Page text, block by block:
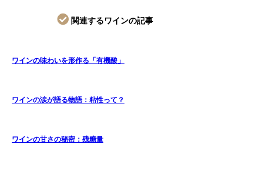
関連するワインの記事
ワインの味わいを形作る「有機酸」
ワインの涙が語る物語：粘性って？
ワインの甘さの秘密：残糖量